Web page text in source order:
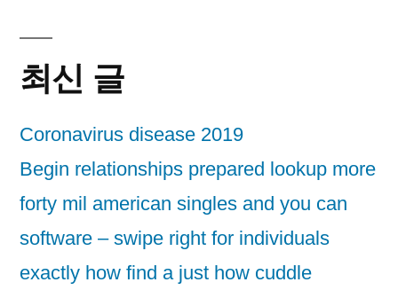
최신 글
Coronavirus disease 2019
Begin relationships prepared lookup more
forty mil american singles and you can
software – swipe right for individuals
exactly how find a just how cuddle